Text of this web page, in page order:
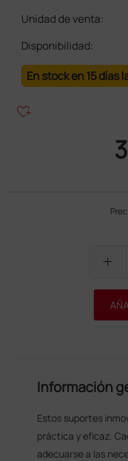
Unidad de venta:
Disponibilidad:
En stock en 15 días
heart_plus
add
Información
Estos suportes
práctica y eficaz.
adecuarse a las